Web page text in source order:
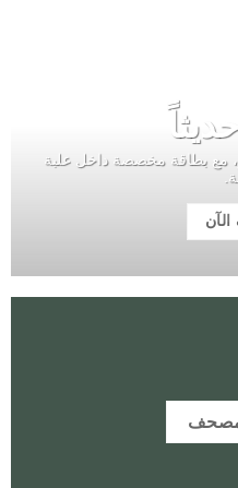
مع بطاقة مخصصة داخل علبة